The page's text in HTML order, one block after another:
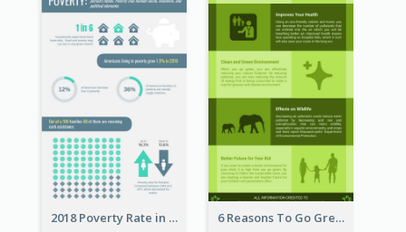
2018 Poverty Rate in the United States Infographic 6 Reasons To Go Green